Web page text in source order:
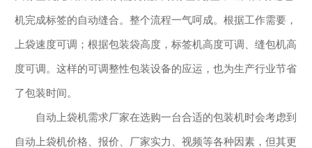
机完成标签的自动缝合。整个流程一气呵成。根据工作需要，
上袋速度可调；根据包装袋高度，标签机高度可调、缝包机高
度可调。这样的可调整性包装设备的应运，也为生产行业节省
了包装时间。
自动上袋机需求厂家在选购一台合适的包装机时会考虑到
自动上袋机价格、报价、厂家实力、视频等各种因素，但其更